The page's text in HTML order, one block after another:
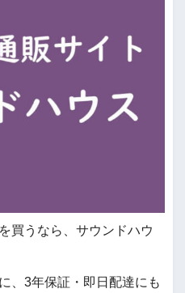
買うなら、サウンドハウ
、3年保証・即日配達にも